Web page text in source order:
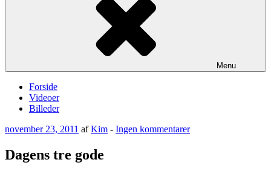
Menu
Forside
Videoer
Billeder
Udgivet
november 23, 2011 afKim - Ingen kommentarertil
Dagens tre gode